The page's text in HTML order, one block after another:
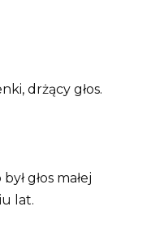
drżący głos.
głos małej
lat.